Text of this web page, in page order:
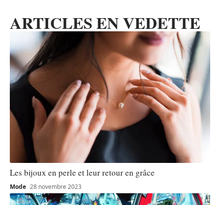
ARTICLES EN VEDETTE
Les bijoux en perle et leur retour en grâce
Mode 28 novembre 2023